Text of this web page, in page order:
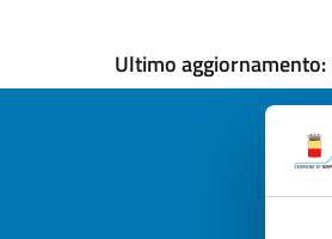
Ultimo aggiornamento: